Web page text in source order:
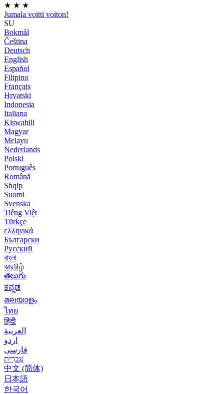
★ ★ ★
Jumala voitti voiton!
SU
Bokmål
Čeština
Deutsch
English
Español
Filipino
Français
Hrvatski
Indonesia
Italiana
Kiswahili
Magyar
Melayu
Nederlands
Polski
Português
Română
Shqip
Suomi
Svenska
Tiếng Việt
Türkçe
ελληνικά
Български
Русский
বাংলা
বதமிழ்
తెలుగు
ಕನ್ನಡ
മലയാളം
ไทย
हिंदी
العربية
اردو
فارسی
עִברִית
中文 (简体)
日本語
한국어